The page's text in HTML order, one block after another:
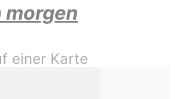
morgen
einer Karte